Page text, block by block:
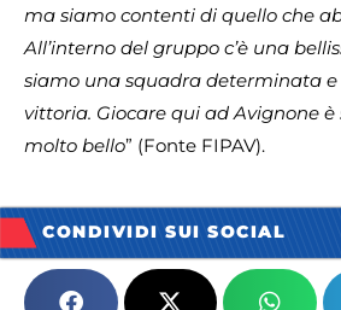
ma siamo contenti di quello che
All’interno del gruppo c’è una
siamo una squadra determinata
vittoria. Giocare qui ad Avignone
molto bello” (Fonte FIPAV).
CONDIVIDI SUI SOCIAL